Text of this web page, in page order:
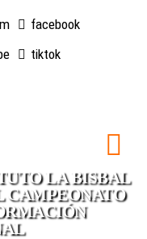
facebook
tiktok
LA BISBAL
CAMPEONATO